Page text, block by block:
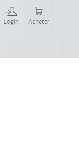
Login Acheter